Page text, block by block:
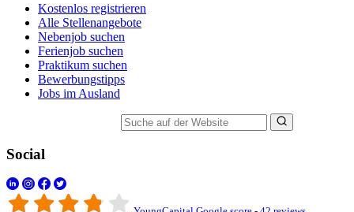
Kostenlos registrieren
Alle Stellenangebote
Nebenjob suchen
Ferienjob suchen
Praktikum suchen
Bewerbungstipps
Jobs im Ausland
Social